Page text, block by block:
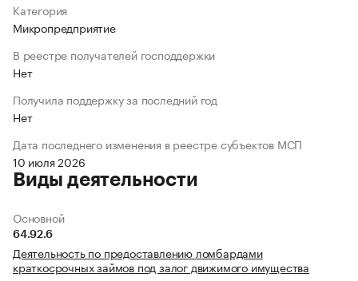
Категория
Микропредприятие
В реестре получателей господдержки
Нет
Получила поддержку за последний год
Нет
Дата последнего изменения в реестре субъектов МСП
10 июля 2026
Виды деятельности
Основной
64.92.6
Деятельность по предоставлению ломбардами
краткосрочных займов под залог движимого имущества